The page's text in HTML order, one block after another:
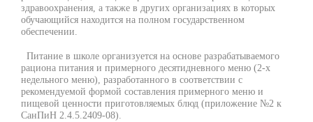
здравоохранения, а также в других организациях в которых
обучающийся находится на полном государственном
обеспечении.
Питание в школе организуется на основе разрабатываемого
рациона питания и примерного десятидневного меню (2-х
недельного меню), разработанного в соответствии с
рекомендуемой формой составления примерного меню и
пищевой ценности приготовляемых блюд (приложение №2 к
СанПиН 2.4.5.2409-08).